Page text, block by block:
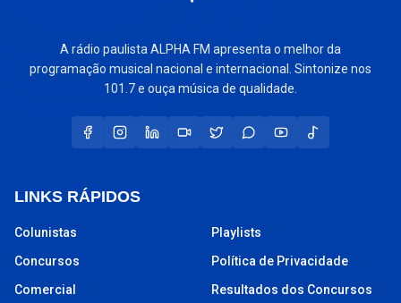
A rádio paulista ALPHA FM apresenta o melhor da
programação musical nacional e internacional. Sintonize nos
101.7 e ouça música de qualidade.
LINKS RÁPIDOS
Colunistas
Concursos
Comercial
Playlists
Política de Privacidade
Resultados dos Concursos